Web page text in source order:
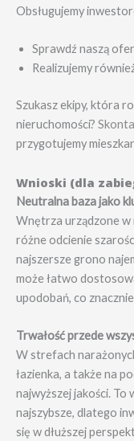
Obsługujemy
Sprawdź naszą
Realizujemy
Szukasz ekipy, która
nieruchomości?
przygotujemy
Wnioski (dla
Neutralna baza jako
Wnętrza urządzone w
różne odcienie
najszersze grono
może łatwo
upodobań, co
Trwałość przede
W strefach
łazienka, a także na
najwyższej jakości. To
najszybsze, dlatego
się w dłuższej